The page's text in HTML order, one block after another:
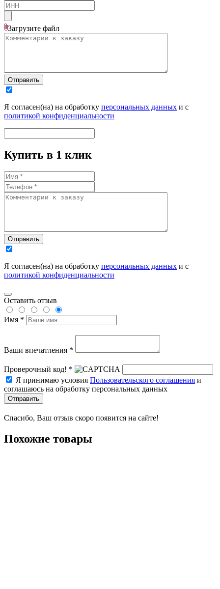
Загрузите файл
Отправить
Я согласен(на) на обработку персональных данных и с
политикой конфиденциальности
Купить в 1 клик
Отправить
Я согласен(на) на обработку персональных данных и с
политикой конфиденциальности
Оставить отзыв
Имя *
Ваши впечатления *
Проверочный код! *
Я принимаю условия Пользовательского соглашения и
соглашаюсь на обработку персональных данных
Отправить
Спасибо, Ваш отзыв скоро появится на сайте!
Похожие товары